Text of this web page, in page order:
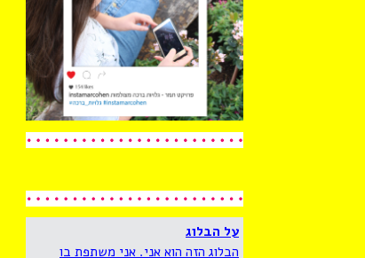
על הבלוג
הבלוג הזה הוא אני. אני משתפת בו